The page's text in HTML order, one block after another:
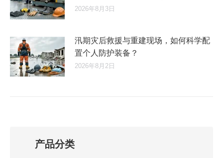
2026年8月3日
汛期灾后救援与重建现场，如何科学配
置个人防护装备？
2026年8月2日
产品分类